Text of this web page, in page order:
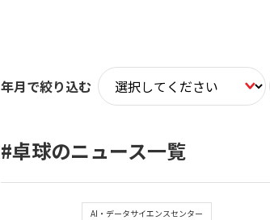
年月で絞り込む
#卓球のニュース一覧
AI・データサイエンスセンター